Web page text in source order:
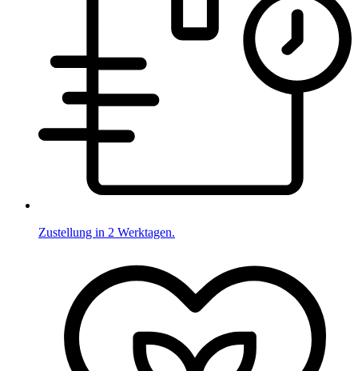
Zustellung in 2 Werktagen.